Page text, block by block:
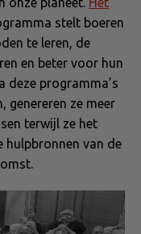
stelt boeren
te leren, de
en beter voor hun
deze programma’s
genereren ze meer
terwijl ze het
hulpbronnen van de